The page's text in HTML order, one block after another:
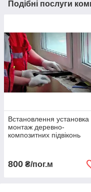
Подібні послуги
Встановлення установка
монтаж деревно-
композитних підвіконь
800 ₴/пог.м